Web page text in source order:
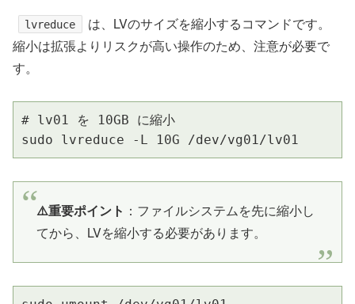
lvreduce
は、LVのサイズを縮小するコマンドです。
縮小は拡張よりリスクが高い操作のため、注意が必要で
す。
# lv01 を 10GB に縮小
sudo lvreduce -L 10G /dev/vg01/lv01
⚠️重要ポイント ：ファイルシステムを先に縮小し
てから、LVを縮小する必要があります。